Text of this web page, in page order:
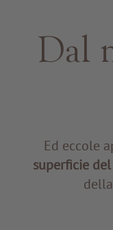
Dal
Ed eccole
superficie